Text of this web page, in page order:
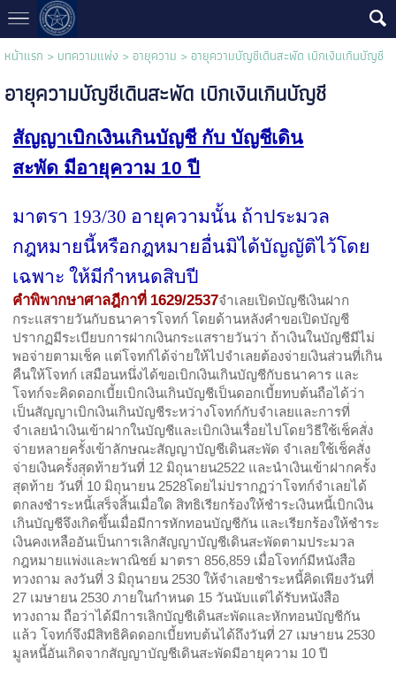
หน้าแรก > บทความแพ่ง >อายุความ >อายุความบัญชีเดินสะพัด เบิกเงินเกินบัญชี
อายุความบัญชีเดินสะพัด เบิกเงินเกินบัญชี
สัญญาเบิกเงินเกินบัญชี กับ บัญชีเดิน
สะพัด มีอายุความ 10ปี
มาตรา 193/30 อายุความนั้น ถ้าประมวล
กฎหมายนี้หรือกฎหมายอื่นมิได้บัญญัติไว้โดย
เฉพาะ ให้มีกำหนดสิบปี
คำพิพากษาศาลฎีกาที่ 1629/2537จำเลยเปิดบัญชีเงินฝาก
กระแสรายวันกับธนาคารโจทก์ โดยด้านหลังคำขอเปิดบัญชี
ปรากฏมีระเบียบการฝากเงินกระแสรายวันว่า ถ้าเงินในบัญชีมีไม่
พอจ่ายตามเช็ค แต่โจทก์ได้จ่ายให้ไปจำเลยต้องจ่ายเงินส่วนที่เกิน
คืนให้โจทก์ เสมือนหนึ่งได้ขอเบิกเงินเกินบัญชีกับธนาคาร และ
โจทก์จะคิดดอกเบี้ยเบิกเงินเกินบัญชีเป็นดอกเบี้ยทบต้นถือได้ว่า
เป็นสัญญาเบิกเงินเกินบัญชีระหว่างโจทก์กับจำเลยและการที่
จำเลยนำเงินเข้าฝากในบัญชีและเบิกเงินเรื่อยไปโดยวิธีใช้เช็คสั่ง
จ่ายหลายครั้งเข้าลักษณะสัญญาบัญชีเดินสะพัด จำเลยใช้เช็คสั่ง
จ่ายเงินครั้งสุดท้ายวันที่ 12 มิถุนายน2522 และนำเงินเข้าฝากครั้ง
สุดท้าย วันที่ 10 มิถุนายน2528โดยไม่ปรากฏว่าโจทก์จำเลยได้
ตกลงชำระหนี้เสร็จสิ้นเมื่อใด สิทธิเรียกร้องให้ชำระเงินหนี้เบิกเงิน
เกินบัญชีจึงเกิดขึ้นเมื่อมีการหักทอนบัญชีกัน และเรียกร้องให้ชำระ
เงินคงเหลืออันเป็นการเลิกสัญญาบัญชีเดินสะพัดตามประมวล
กฎหมายแพ่งและพาณิชย์ มาตรา856,859 เมื่อโจทก์มีหนังสือ
ทวงถาม ลงวันที่3 มิถุนายน2530ให้จำเลยชำระหนี้คิดเพียงวันที่
27 เมษายน2530ภายในกำหนด 15 วันนับแต่ได้รับหนังสือ
ทวงถาม ถือว่าได้มีการเลิกบัญชีเดินสะพัดและหักทอนบัญชีกัน
แล้ว โจทก์จึงมีสิทธิคิดดอกเบี้ยทบต้นได้ถึงวันที่27 เมษายน2530
มูลหนี้อันเกิดจากสัญญาบัญชีเดินสะพัดมีอายุความ 10ปี